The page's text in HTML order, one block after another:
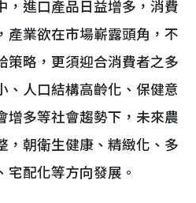
，進口產品日益增多，消費
產業欲在市場嶄露頭角，不
策略，更須迎合消費者之多
、人口結構高齡化、保健意
增多等社會趨勢下，未來農
，朝衛生健康、精緻化、多
宅配化等方向發展。